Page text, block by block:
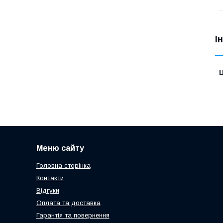
Меню сайту
Головна сторінка
Контакти
Відгуки
Оплата та доставка
Гарантія та повернення